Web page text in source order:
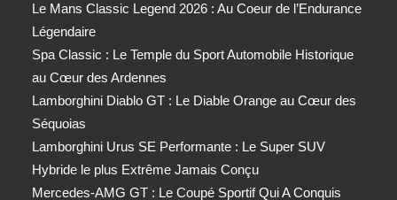
Le Mans Classic Legend 2026 : Au Coeur de l’Endurance
Légendaire
Spa Classic : Le Temple du Sport Automobile Historique
au Cœur des Ardennes
Lamborghini Diablo GT : Le Diable Orange au Cœur des
Séquoias
Lamborghini Urus SE Performante : Le Super SUV
Hybride le plus Extrême Jamais Conçu
Mercedes-AMG GT : Le Coupé Sportif Qui A Conquis